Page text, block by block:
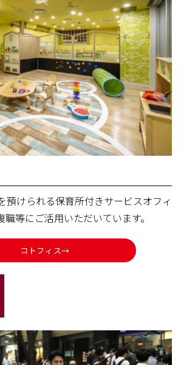
預けられる保育所付きサービスオフィ
等にご活用いただいています。
コトフィス→